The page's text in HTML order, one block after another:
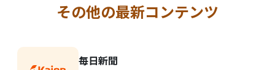
その他の最新コンテンツ
毎日新聞